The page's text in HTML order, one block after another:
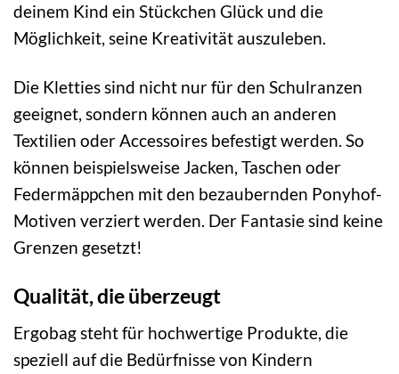
deinem Kind ein Stückchen Glück und die
Möglichkeit, seine Kreativität auszuleben.
Die Kletties sind nicht nur für den Schulranzen
geeignet, sondern können auch an anderen
Textilien oder Accessoires befestigt werden. So
können beispielsweise Jacken, Taschen oder
Federmäppchen mit den bezaubernden Ponyhof-
Motiven verziert werden. Der Fantasie sind keine
Grenzen gesetzt!
Qualität, die überzeugt
Ergobag steht für hochwertige Produkte, die
speziell auf die Bedürfnisse von Kindern